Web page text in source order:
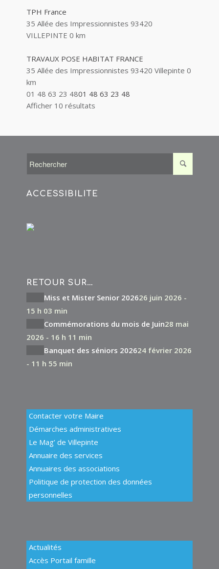
TPH France
35 Allée des Impressionnistes 93420
VILLEPINTE 0 km
TRAVAUX POSE HABITAT FRANCE
35 Allée des Impressionnistes 93420 Villepinte 0
km
01 48 63 23 4801 48 63 23 48
Afficher 10 résultats
ACCESSIBILITÉ
RETOUR SUR…
Miss et Mister Senior 202626 juin 2026 -
15 h 03 min
Commémorations du mois de Juin28 mai
2026 - 16 h 11 min
Banquet des séniors 202624 février 2026
- 11 h 55 min
Contacter votre Maire
Démarches administratives
Le Mag’ de Villepinte
Annuaire des services
Annuaires des associations
Politique de protection des données
personnelles
Actualités
Accès Portail famille